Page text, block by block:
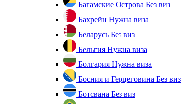
Багамские Острова Без виз
Бахрейн Нужна виза
Беларусь Без виз
Бельгия Нужна виза
Болгария Нужна виза
Босния и Герцеговина Без виз
Ботсвана Без виз